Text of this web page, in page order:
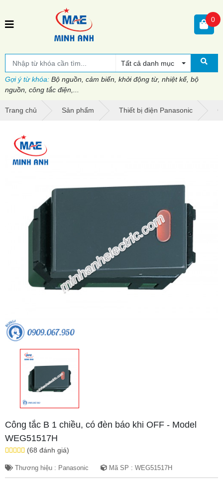
Tất cả danh mục
Gợi ý từ khóa: Bộ nguồn, cảm biến, khởi động từ, nhiệt kế, bộ
nguồn, công tắc điện,...
0
Trang chủ Sản phẩm Thiết bị điện Panasonic
Công tắc B 1 chiều, có đèn báo khi OFF - Model
WEG51517H
(68 đánh giá)
Thương hiệu : Panasonic Mã SP : WEG51517H